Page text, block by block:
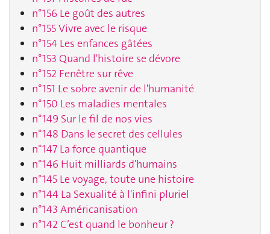
n°156 Le goût des autres
n°155 Vivre avec le risque
n°154 Les enfances gâtées
n°153 Quand l'histoire se dévore
n°152 Fenêtre sur rêve
n°151 Le sobre avenir de l'humanité
n°150 Les maladies mentales
n°149 Sur le fil de nos vies
n°148 Dans le secret des cellules
n°147 La force quantique
n°146 Huit milliards d'humains
n°145 Le voyage, toute une histoire
n°144 La Sexualité à l'infini pluriel
n°143 Américanisation
n°142 C’est quand le bonheur ?